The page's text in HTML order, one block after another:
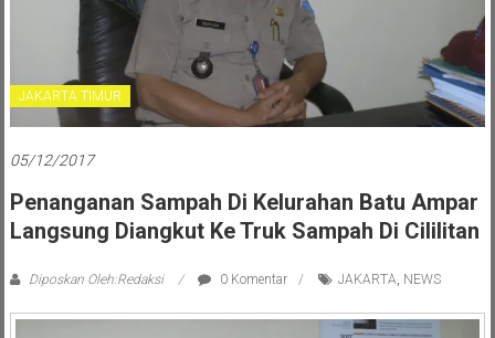
JAKARTA TIMUR
05/12/2017
Penanganan Sampah Di Kelurahan Batu Ampar
Langsung Diangkut Ke Truk Sampah Di Cililitan
Diposkan Oleh:Redaksi 0 Komentar JAKARTA, NEWS